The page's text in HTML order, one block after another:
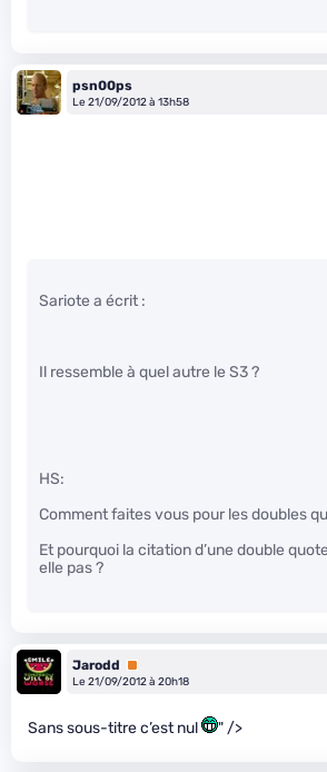
psn00ps
Le 21/09/2012 à 13h58
Sariote a écrit :
Il ressemble à quel autre le S3 ?
HS:
Comment faites vous pour les doubles
Et pourquoi la citation d’une double
elle pas ?
Jarodd
Premium
Le 21/09/2012 à 20h18
Sans sous-titre c’est nul " />